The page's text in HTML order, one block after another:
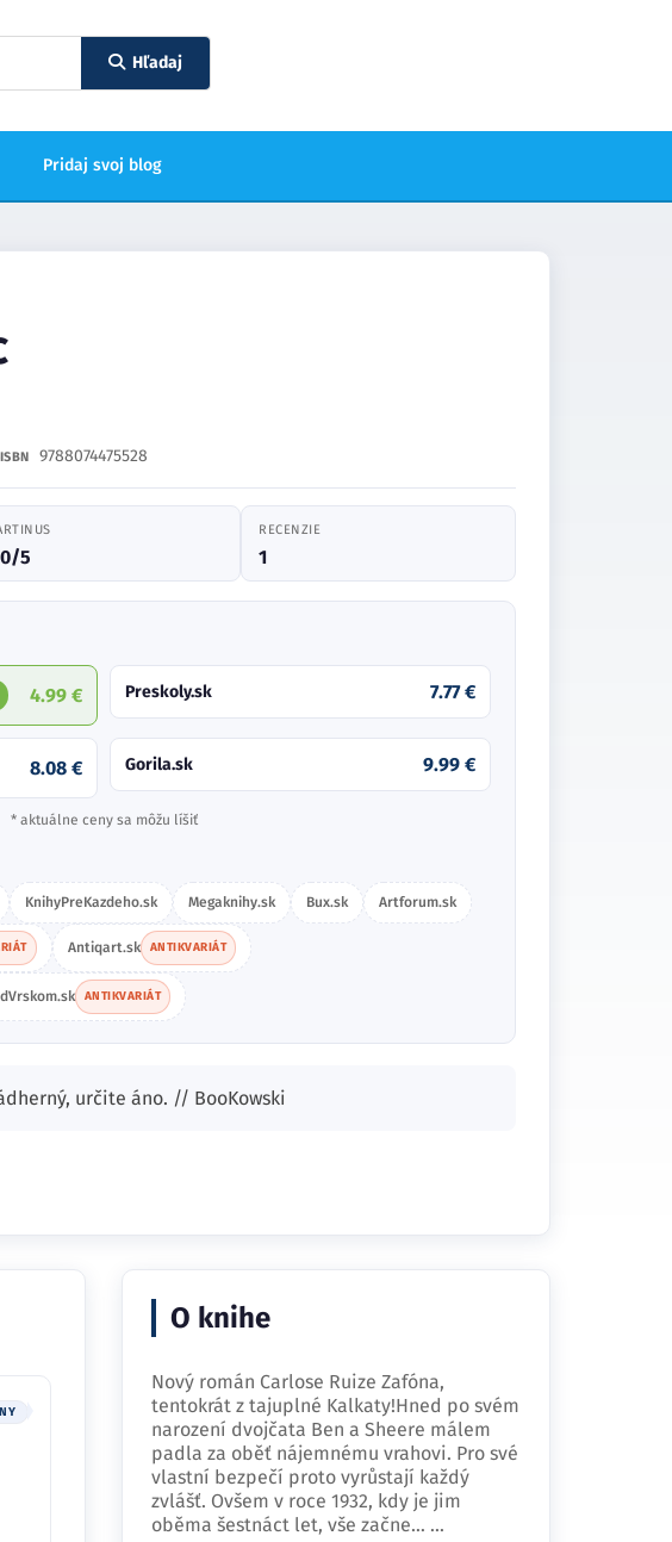
Hľadaj
Pridaj svoj blog
ISBN 9788074475528
5
RECENZIE
1
4.99 € Preskoly.sk 7.77 €
8.08 € Gorila.sk 9.99 €
* aktuálne ceny sa môžu líšiť
KnihyPreKazdeho.sk Megaknihy.sk Bux.sk Artforum.sk
Antiqart.sk ANTIKVARIÁT
ANTIKVARIÁT
určite áno. // BooKowski
O knihe
Nový román Carlose Ruize Zafóna,
tentokrát z tajuplné Kalkaty!Hned po svém
narození dvojčata Ben a Sheere málem
padla za oběť nájemnému vrahovi. Pro své
vlastní bezpečí proto vyrůstají každý
zvlášť. Ovšem v roce 1932, kdy je jim
oběma šestnáct let, vše začne… ...